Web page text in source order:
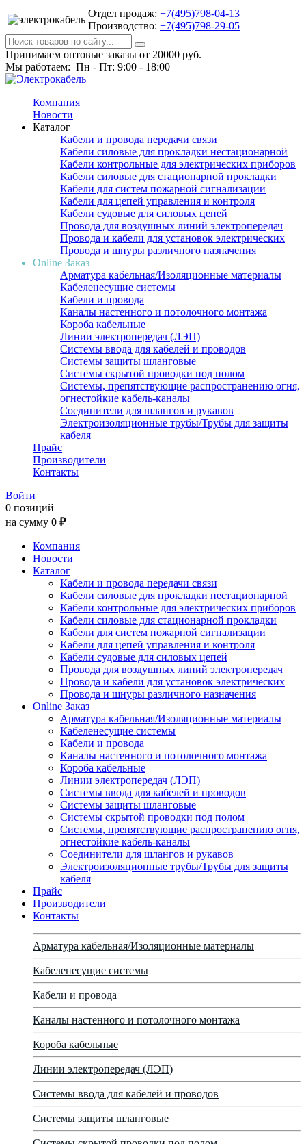
Отдел продаж: +7(495)798-04-13
Производство: +7(495)798-29-05
Принимаем оптовые заказы от 20000 руб.
Мы работаем: Пн - Пт: 9:00 - 18:00
Компания
Новости
Каталог
Кабели и провода передачи связи
Кабели силовые для прокладки нестационарной
Кабели контрольные для электрических приборов
Кабели силовые для стационарной прокладки
Кабели для систем пожарной сигнализации
Кабели для цепей управления и контроля
Кабели судовые для силовых цепей
Провода для воздушных линий электропередач
Провода и кабели для установок электрических
Провода и шнуры различного назначения
Online Заказ
Арматура кабельная/Изоляционные материалы
Кабеленесущие системы
Кабели и провода
Каналы настенного и потолочного монтажа
Короба кабельные
Линии электропередач (ЛЭП)
Системы ввода для кабелей и проводов
Системы защиты шланговые
Системы скрытой проводки под полом
Системы, препятствующие распространению огня,
огнестойкие кабель-каналы
Соединители для шлангов и рукавов
Электроизоляционные трубы/Трубы для защиты
кабеля
Прайс
Производители
Контакты
Войти
0 позиций
на сумму 0 ₽
Компания
Новости
Каталог
Кабели и провода передачи связи
Кабели силовые для прокладки нестационарной
Кабели контрольные для электрических приборов
Кабели силовые для стационарной прокладки
Кабели для систем пожарной сигнализации
Кабели для цепей управления и контроля
Кабели судовые для силовых цепей
Провода для воздушных линий электропередач
Провода и кабели для установок электрических
Провода и шнуры различного назначения
Online Заказ
Арматура кабельная/Изоляционные материалы
Кабеленесущие системы
Кабели и провода
Каналы настенного и потолочного монтажа
Короба кабельные
Линии электропередач (ЛЭП)
Системы ввода для кабелей и проводов
Системы защиты шланговые
Системы скрытой проводки под полом
Системы, препятствующие распространению огня,
огнестойкие кабель-каналы
Соединители для шлангов и рукавов
Электроизоляционные трубы/Трубы для защиты
кабеля
Прайс
Производители
Контакты
Арматура кабельная/Изоляционные материалы
Кабеленесущие системы
Кабели и провода
Каналы настенного и потолочного монтажа
Короба кабельные
Линии электропередач (ЛЭП)
Системы ввода для кабелей и проводов
Системы защиты шланговые